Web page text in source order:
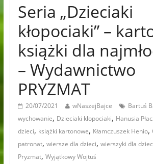
Seria „Dzieciaki
kłopociaki” –
książki dla
– Wydawnictwo
PRYZMAT
20/07/2021 wNaszejBajce Bartuś
wychowanie, Dzieciaki kłopociaki, Hanusia
dzieci, książki kartonowe, Kłamczuszek Henio,
patronat, wiersze dla dzieci, wierszyki dla
Pryzmat, Wyjątkowy Wojtuś